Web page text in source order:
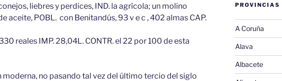
liebres y perdices, IND. la agrícola; un molino
aceite, POBL. con Benitandús, 93 v e c , 402 almas CAP.
reales IMP. 28,04L. CONTR. el 22 por 100 de esta
moderna, no pasando tal vez del último tercio del siglo
PROVINCIAS
A Coruña
Alava
Albacete